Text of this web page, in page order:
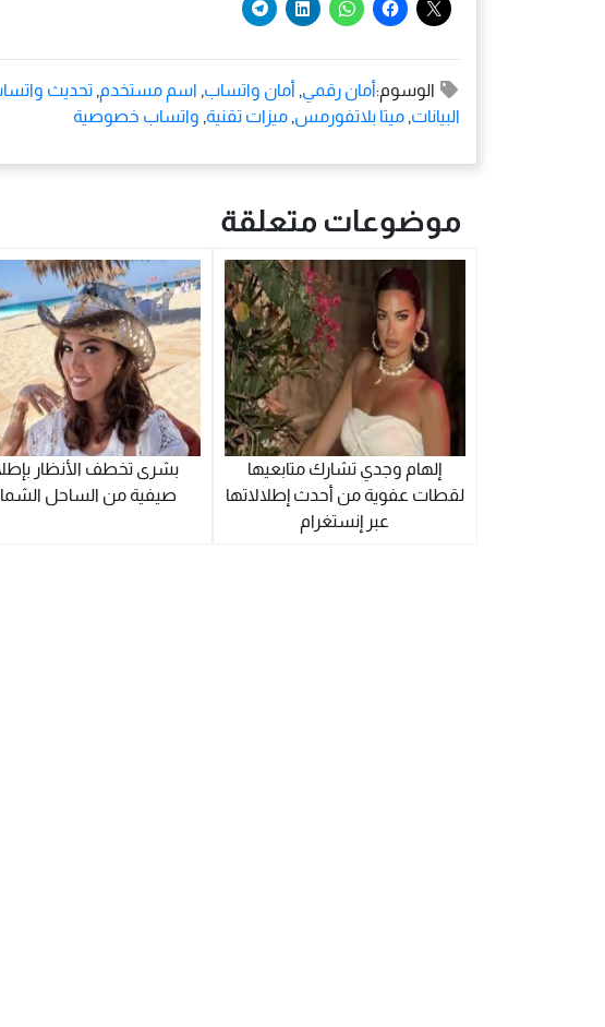
الوسوم:أمان رقمي, أمان واتساب, اسم مستخدم, تحديث
البيانات, ميتا بلاتفورمس, ميزات تقنية, واتساب خصوصية
موضوعات متعلقة
إلهام وجدي تشارك متابعيها
لقطات عفوية من أحدث إطلالاتها
عبر إنستغرام
بشرى تخطف الأنظار
صيفية من الساحل